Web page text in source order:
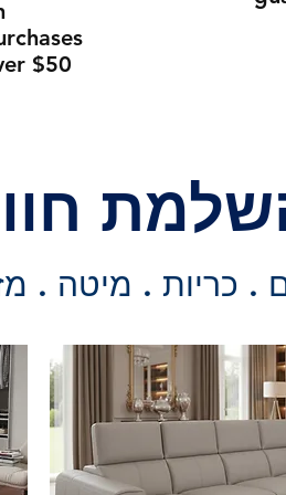
$50
. כריות . מיטה .